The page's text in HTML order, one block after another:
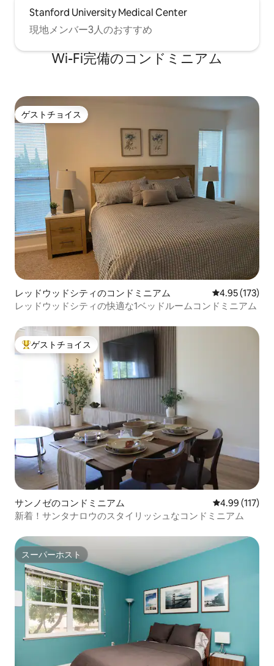
Stanford University Medical Center
現地メンバー3人のおすすめ
Wi-Fi完備のコンドミニアム
ゲストチョイス
ゲストチョイス
レッドウッドシティのコンドミニアム レビュー173
4.95 (173)
レッドウッドシティの快適な1ベッドルームコンドミニアム
大好評のゲストチョイスです。
ゲストチョイス
サンノゼのコンドミニアム レビュー117
4.99 (117)
新着！サンタナロウのスタイリッシュなコンドミニアム
スーパーホスト
スーパーホスト